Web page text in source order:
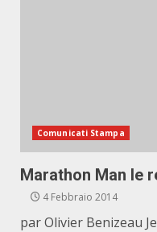
Comunicati Stampa
Marathon Man le
4 Febbraio 2014
par Olivier Benizeau